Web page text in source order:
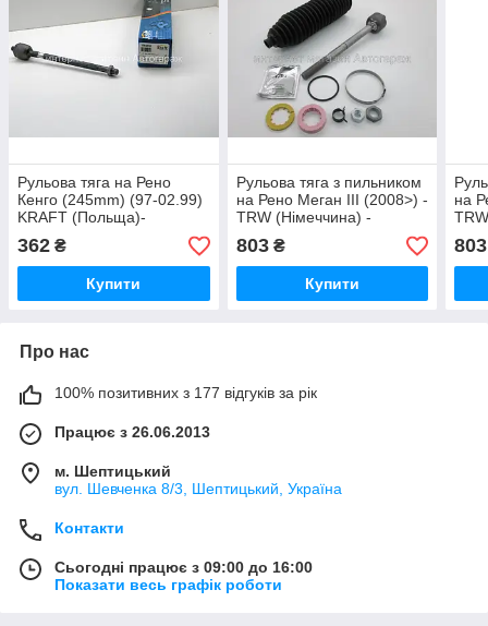
Рульова тяга на Рено
Кенго (245mm) (97-02.99)
KRAFT (Польща)-
362 ₴
Купити
Рульова тяга з пильником
на Рено Меган III (2008>) -
TRW (Німеччина) -
803₴
Купити
на
803
Про нас
100% позитивних з 177 відгуків за рік
Працює з 26.06.2013
м. Шептицький
вул. Шевченка 8/3, Шептицький, Україна
Контакти
Сьогодні працює з 09:00 до 16:00
Показати весь графік роботи